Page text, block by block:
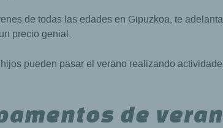
de todas las edades en Gipuzkoa, te
precio genial.
pueden pasar el verano realizando
de